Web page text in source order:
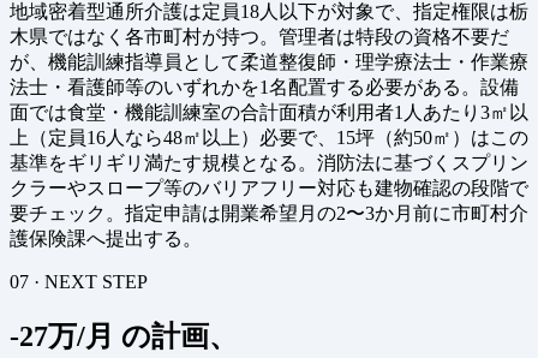
地域密着型通所介護は定員18人以下が対象で、指定権限は栃
木県ではなく各市町村が持つ。管理者は特段の資格不要だ
が、機能訓練指導員として柔道整復師・理学療法士・作業療
法士・看護師等のいずれかを1名配置する必要がある。設備
面では食堂・機能訓練室の合計面積が利用者1人あたり3㎡以
上（定員16人なら48㎡以上）必要で、15坪（約50㎡）はこの
基準をギリギリ満たす規模となる。消防法に基づくスプリン
クラーやスロープ等のバリアフリー対応も建物確認の段階で
要チェック。指定申請は開業希望月の2〜3か月前に市町村介
護保険課へ提出する。
07 · NEXT STEP
-27万/月 の計画、